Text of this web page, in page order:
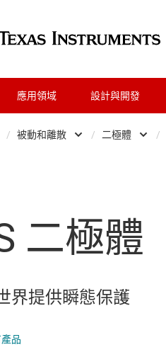
應用領域 設計與開發
/ 被動和離散
時鐘與計時
數據轉換器
晶粒與晶圓服務
/ 二極體 /
二極體
界提供瞬態保護
品